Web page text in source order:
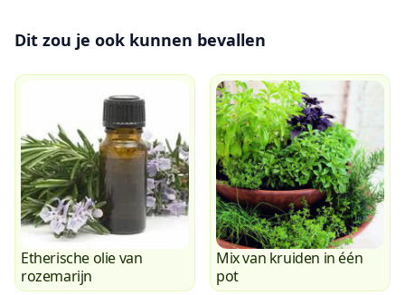
Dit zou je ook kunnen bevallen
Etherische olie van
rozemarijn
Mix van kruiden in één
pot